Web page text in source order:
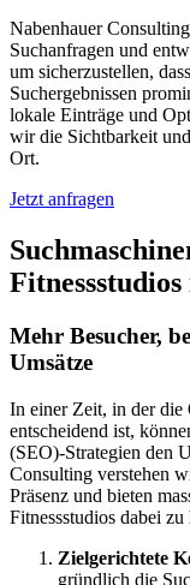
Nabenhauer
Suchanfragen und
um sicherzustellen,
Suchergebnissen
lokale Einträge und
wir die Sichtbarkeit
Ort.
Jetzt anfragen
Mehr Besucher,
Umsätze
In einer Zeit, in der die
entscheidend ist,
(SEO)-Strategien den
Consulting verstehen
Präsenz und bieten
Fitnessstudios dabei
Zielgerichtete
gründlich die